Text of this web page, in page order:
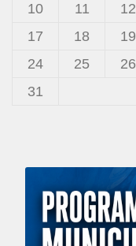
10
11 12
17
18 19
24
25 26
31